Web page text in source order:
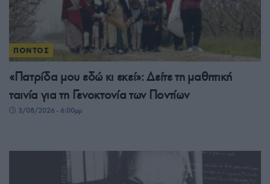
ΠΟΝΤΟΣ
«Πατρίδα μου εδώ κι εκεί»: Δείτε τη μαθητική
ταινία για τη Γενοκτονία των Ποντίων
3/08/2026 - 6:00μμ